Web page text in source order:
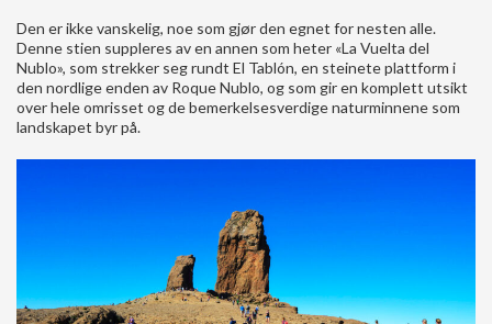
Den er ikke vanskelig, noe som gjør den egnet for nesten alle.
Denne stien suppleres av en annen som heter «La Vuelta del
Nublo», som strekker seg rundt El Tablón, en steinete plattform i
den nordlige enden av Roque Nublo, og som gir en komplett utsikt
over hele omrisset og de bemerkelsesverdige naturminnene som
landskapet byr på.